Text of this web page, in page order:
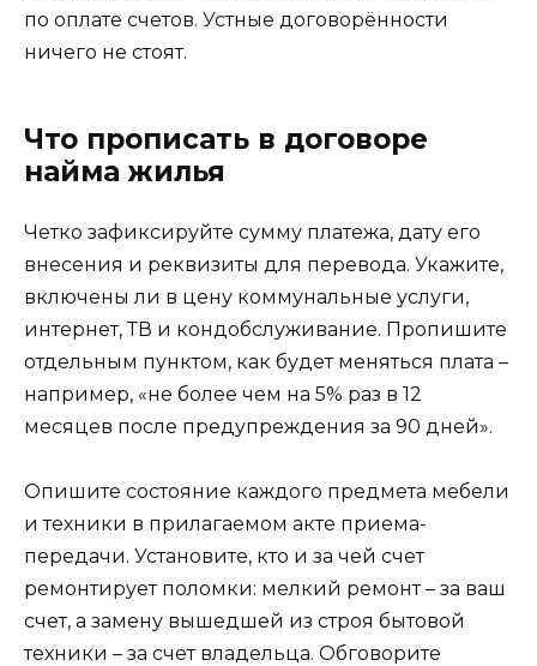
по оплате счетов. Устные договорённости
ничего не стоят.
Что прописать в договоре
найма жилья
Четко зафиксируйте сумму платежа, дату его
внесения и реквизиты для перевода. Укажите,
включены ли в цену коммунальные услуги,
интернет, ТВ и кондобслуживание. Пропишите
отдельным пунктом, как будет меняться плата –
например, «не более чем на 5% раз в 12
месяцев после предупреждения за 90 дней».
Опишите состояние каждого предмета мебели
и техники в прилагаемом акте приема-
передачи. Установите, кто и за чей счет
ремонтирует поломки: мелкий ремонт – за ваш
счет, а замену вышедшей из строя бытовой
техники – за счет владельца. Обговорите